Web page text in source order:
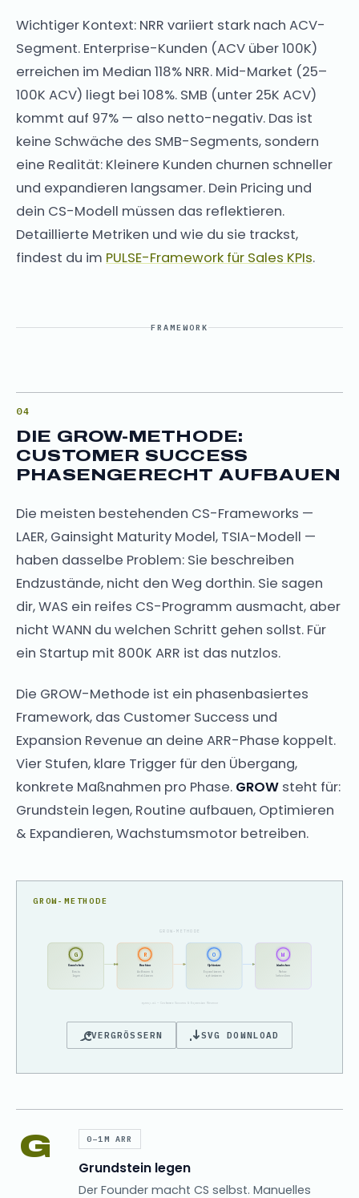
Wichtiger Kontext: NRR variiert stark nach ACV-
Segment. Enterprise-Kunden (ACV über 100K)
erreichen im Median 118% NRR. Mid-Market (25–
100K ACV) liegt bei 108%. SMB (unter 25K ACV)
kommt auf 97% — also netto-negativ. Das ist
keine Schwäche des SMB-Segments, sondern
eine Realität: Kleinere Kunden churnen schneller
und expandieren langsamer. Dein Pricing und
dein CS-Modell müssen das reflektieren.
Detaillierte Metriken und wie du sie trackst,
findest du im PULSE-Framework für Sales KPIs.
FRAMEWORK
DIE GROW-METHODE:
CUSTOMER SUCCESS
PHASENGERECHT AUFBAUEN
Die meisten bestehenden CS-Frameworks —
LAER, Gainsight Maturity Model, TSIA-Modell —
haben dasselbe Problem: Sie beschreiben
Endzustände, nicht den Weg dorthin. Sie sagen
dir, WAS ein reifes CS-Programm ausmacht, aber
nicht WANN du welchen Schritt gehen sollst. Für
ein Startup mit 800K ARR ist das nutzlos.
Die GROW-Methode ist ein phasenbasiertes
Framework, das Customer Success und
Expansion Revenue an deine ARR-Phase koppelt.
Vier Stufen, klare Trigger für den Übergang,
konkrete Maßnahmen pro Phase. GROW steht für:
Grundstein legen, Routine aufbauen, Optimieren
& Expandieren, Wachstumsmotor betreiben.
GROW-METHODE
GROW-METHODE
G
Grundstein
Basis
legen
R
Routine
Aufbauen &
etablieren
O
Optimize
Expandieren &
optimieren
W
Wachstum
Motor
betreiben
ryzeup.ai — Customer Success & Expansion Revenue
VERGRÖSSERN SVG DOWNLOAD
G 0–1M ARR
Grundstein legen
Der Founder macht CS selbst. Manuelles